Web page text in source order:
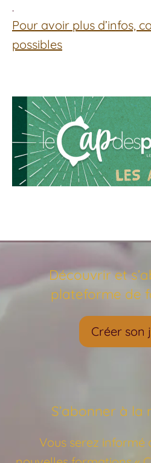
.
Pour avoir plus d’infos,
possibles
Découvrir et
plateforme de
Créer son
S’abonner à la
Vous serez informé